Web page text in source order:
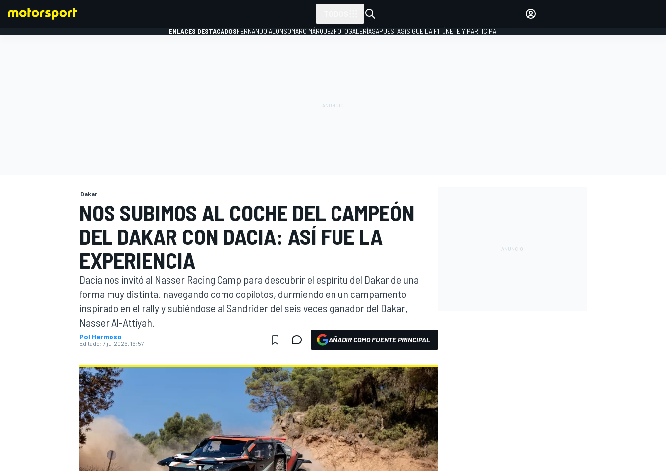
WEC
ENLACES DESTACADOSFERNANDO ALONSOMARC MÁRQUEZFOTOGALERÍASAPUESTAS¡SIGUE LA F1, ÚNETE Y PARTICIPA!
Dakar
NOS SUBIMOS AL COCHE DEL CAMPEÓN
DEL DAKAR CON DACIA: ASÍ FUE LA
EXPERIENCIA
Dacia nos invitó al Nasser Racing Camp para descubrir el espíritu del Dakar de una
forma muy distinta: navegando como copilotos, durmiendo en un campamento
inspirado en el rally y subiéndose al Sandrider del seis veces ganador del Dakar,
Nasser Al-Attiyah.
Pol Hermoso
Editado: 7 jul 2026, 16:57 AÑADIR COMO FUENTE PRINCIPAL